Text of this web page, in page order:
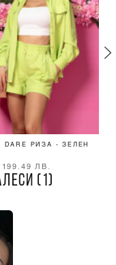
DARE РИЗА - ЗЕЛЕН
ЛВ.
(1)